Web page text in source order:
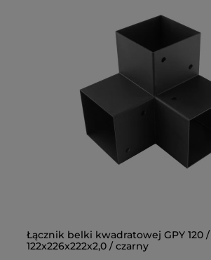
Łącznik belki kwadratowej GPY 120 /
122x226x222x2,0 / czarny